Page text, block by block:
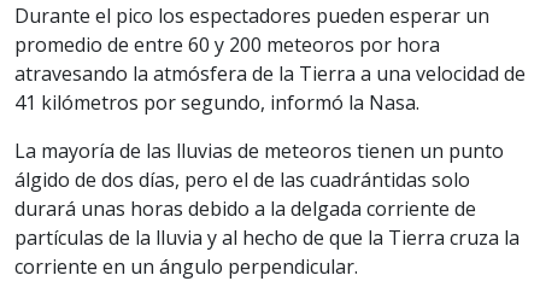
Durante el pico los espectadores pueden esperar un
promedio de entre 60 y 200 meteoros por hora
atravesando la atmósfera de la Tierra a una velocidad de
41 kilómetros por segundo, informó la Nasa.
La mayoría de las lluvias de meteoros tienen un punto
álgido de dos días, pero el de las cuadrántidas solo
durará unas horas debido a la delgada corriente de
partículas de la lluvia y al hecho de que la Tierra cruza la
corriente en un ángulo perpendicular.